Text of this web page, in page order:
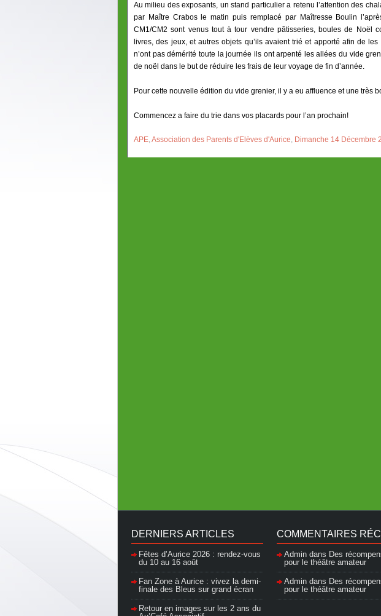
Au milieu des exposants, un stand particulier a retenu l’attention des
par Maître Crabos le matin puis remplacé par Maîtresse Boulin
CM1/CM2 sont venus tout à tour vendre pâtisseries, boules de Noël
livres, des jeux, et autres objets qu’ils avaient trié et apporté afin de
n’ont pas démérité toute la journée ils ont arpenté les allées du vide
de noël dans le but de réduire les frais de leur voyage de fin d’année.
Pour cette nouvelle édition du vide grenier, il y a eu affluence et une très
Commencez a faire du trie dans vos placards pour l’an prochain!
APE,Association des Parents d'Elèves d'Aurice, Dimanche 14 Décembre
DERNIERS ARTICLES
Fêtes d’Aurice 2026 : rendez-vous
du 10 au 16 août
Fan Zone à Aurice : vivez la demi-
finale des Bleus sur grand écran
Retour en images sur les 2 ans du
COMMENTAIRES
Admin dans Des
pour le théâtre amateur
Admin dans Des
pour le théâtre amateur